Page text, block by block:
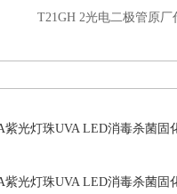
T21GH 2光电二极管原厂
光灯珠UVA LED消毒杀菌固
光灯珠UVA LED消毒杀菌固